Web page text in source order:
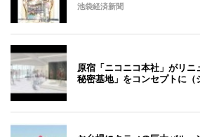
池袋経済新聞
原宿「ニコニコ本社」がリ
秘密基地」をコンセプトに（